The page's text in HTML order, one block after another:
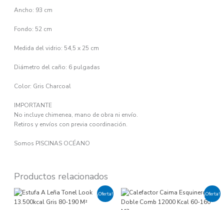
Ancho: 93 cm
Fondo: 52 cm
Medida del vidrio: 54,5 x 25 cm
Diámetro del caño: 6 pulgadas
Color: Gris Charcoal
IMPORTANTE
No incluye chimenea, mano de obra ni envío.
Retiros y envíos con previa coordinación.
Somos PISCINAS OCÉANO
Productos relacionados
¡Oferta!
El
precio
original
El
precio
actual
¡Oferta!
El
precio
original
El
precio
actual